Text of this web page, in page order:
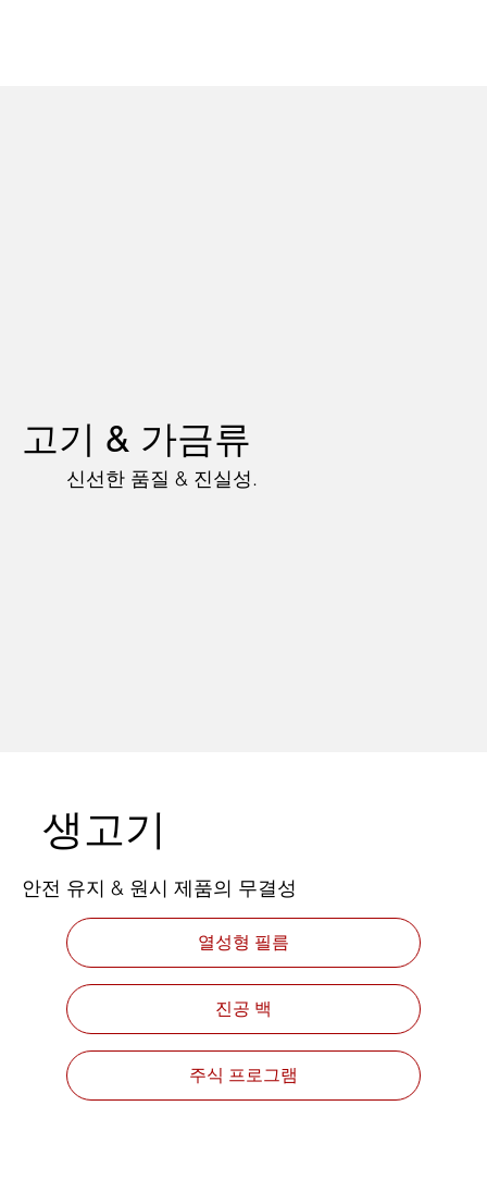
열성형 필름
진공 백
주식 프로그램
안전 유지 & 원시 제품의 무결성
생고기
고기 & 가금류
신선한 품질 & 진실성.